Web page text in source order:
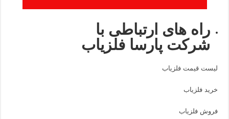
راه های ارتباطی با
شرکت پارسا فلزیاب
لیست قیمت فلزیاب
خرید فلزیاب
فروش فلزیاب